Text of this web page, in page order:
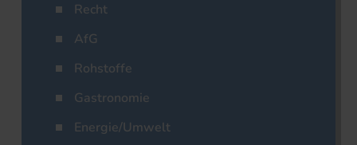
Recht
AfG
Rohstoffe
Gastronomie
Energie/Umwelt